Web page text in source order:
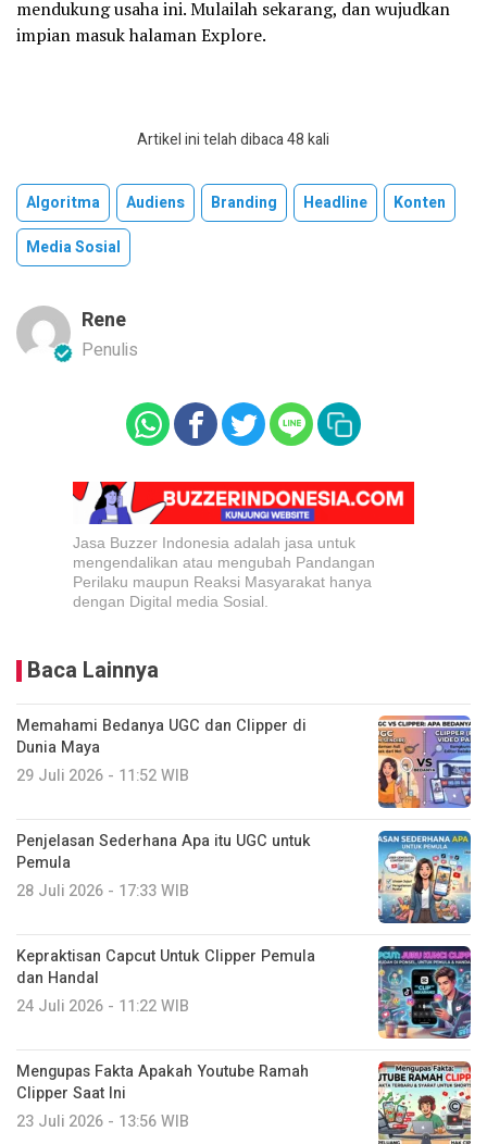
mendukung usaha ini. Mulailah sekarang, dan wujudkan
impian masuk halaman Explore.
Artikel ini telah dibaca 48 kali
Algoritma Audiens Branding Headline
Konten
Media Sosial
Rene
Penulis
Jasa Buzzer Indonesia adalah jasa untuk
mengendalikan atau mengubah Pandangan
Perilaku maupun Reaksi Masyarakat hanya
dengan Digital media Sosial.
Baca Lainnya
Memahami Bedanya UGC dan Clipper di
Dunia Maya
29 Juli 2026 - 11:52 WIB
Penjelasan Sederhana Apa itu UGC untuk
Pemula
28 Juli 2026 - 17:33 WIB
Kepraktisan Capcut Untuk Clipper Pemula
dan Handal
24 Juli 2026 - 11:22 WIB
Mengupas Fakta Apakah Youtube Ramah
Clipper Saat Ini
23 Juli 2026 - 13:56 WIB